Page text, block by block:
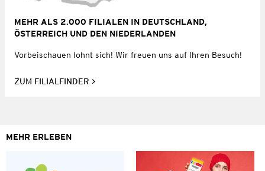
MEHR ALS 2.000 FILIALEN IN DEUTSCHLAND,
ÖSTERREICH UND DEN NIEDERLANDEN
Vorbeischauen lohnt sich! Wir freuen uns auf Ihren Besuch!
ZUM FILIALFINDER
MEHR ERLEBEN